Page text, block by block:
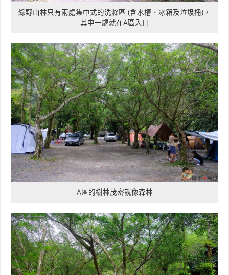
綠野山林只有兩處集中式的洗滌區 (含水槽、冰箱及垃圾桶)，
其中一處就在A區入口
A區的樹林茂密就像森林